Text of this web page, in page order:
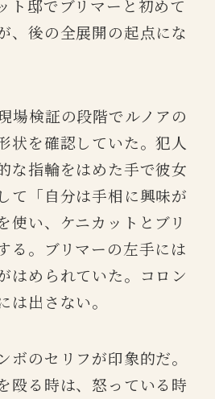
ト邸でブリマーと初めて
、後の全展開の起点にな
場検証の段階でルノアの
状を確認していた。犯人
な指輪をはめた手で彼女
て「自分は手相に興味が
使い、ケニカットとブリ
る。ブリマーの左手には
はめられていた。コロン
は出さない。
ボのセリフが印象的だ。
殴る時は、怒っている時